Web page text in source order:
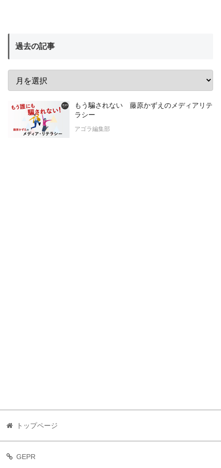
過去の記事
もう騙されない 藤原かずえのメディアリテ
ラシー
アゴラ編集部
トップページ
GEPR